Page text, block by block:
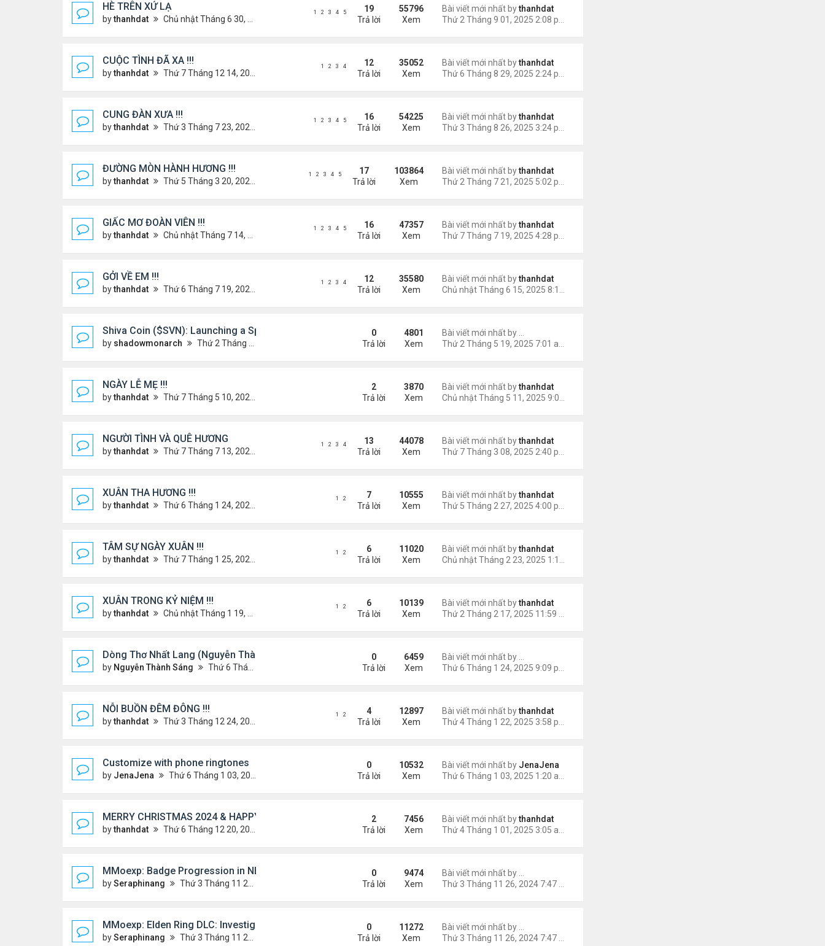
HÈ TRÊN XỨ LẠ
bythanhdat Chủ nhật Tháng 6 30, 2024 12:19 pm
Bài viết mới nhất bythanhdat
19
Trả lời
55796
Xem
1 2 3 4 5
CUỘC TÌNH ĐÃ XA !!!
bythanhdat Thứ 7 Tháng 12 14, 2024 2:15 am
Bài viết mới nhất bythanhdat
12
Trả lời
35052
Xem
1 2 3 4
CUNG ĐÀN XƯA !!!
bythanhdat Thứ 3 Tháng 7 23, 2024 3:22 pm
Bài viết mới nhất bythanhdat
16
Trả lời
54225
Xem
1 2 3 4 5
ĐƯỜNG MÒN HÀNH HƯƠNG !!!
bythanhdat Thứ 5 Tháng 3 20, 2025 5:00 pm
Bài viết mới nhất bythanhdat
17
Trả lời
103864
Xem
1 2 3 4 5
GIẤC MƠ ĐOÀN VIÊN !!!
bythanhdat Chủ nhật Tháng 7 14, 2024 10:46 am
Bài viết mới nhất bythanhdat
16
Trả lời
47357
Xem
1 2 3 4 5
GỞI VỀ EM !!!
bythanhdat Thứ 6 Tháng 7 19, 2024 5:22 pm
Bài viết mới nhất bythanhdat
12
Trả lời
35580
Xem
1 2 3 4
Shiva Coin ($SVN): Launching a Spiritually Backed Token
by shadowmonarch Thứ 2 Tháng 5 19, 2025 7:01 am
0
Trả lời
4801
Xem
NGÀY LỄ MẸ !!!
bythanhdat Thứ 7 Tháng 5 10, 2025 4:21 pm
Bài viết mới nhất bythanhdat
2
Trả lời
3870
Xem
NGƯỜI TÌNH VÀ QUÊ HƯƠNG
bythanhdat Thứ 7 Tháng 7 13, 2024 12:55 pm
Bài viết mới nhất bythanhdat
13
Trả lời
44078
Xem
1 2 3 4
XUÂN THA HƯƠNG !!!
bythanhdat Thứ 6 Tháng 1 24, 2025 2:26 am
Bài viết mới nhất bythanhdat
7
Trả lời
10555
Xem
1 2
TÂM SỰ NGÀY XUÂN !!!
bythanhdat Thứ 7 Tháng 1 25, 2025 10:28 am
Bài viết mới nhất bythanhdat
6
Trả lời
11020
Xem
1 2
XUÂN TRONG KỶ NIỆM !!!
bythanhdat Chủ nhật Tháng 1 19, 2025 9:05 am
Bài viết mới nhất bythanhdat
6
Trả lời
10139
Xem
1 2
Dòng Thơ Nhất Lang (Nguyễn Thành Sáng) - 1
by Nguyễn Thành Sáng Thứ 6 Tháng 1 24, 2025 9:09 pm
0
Trả lời
6459
Xem
NỖI BUỒN ĐÊM ĐÔNG !!!
bythanhdat Thứ 3 Tháng 12 24, 2024 9:44 am
Bài viết mới nhất bythanhdat
4
Trả lời
12897
Xem
1 2
Customize with phone ringtones
by JenaJena Thứ 6 Tháng 1 03, 2025 1:20 am
Bài viết mới nhất by JenaJena
0
Trả lời
10532
Xem
MERRY CHRISTMAS 2024 & HAPPY NEW YEAR 2025
bythanhdat Thứ 6 Tháng 12 20, 2024 2:25 pm
Bài viết mới nhất bythanhdat
2
Trả lời
7456
Xem
MMoexp: Badge Progression in NBA 2K25 is Revolutionizing the Game
bySeraphinang Thứ 3 Tháng 11 26, 2024 7:47 pm
0
Trả lời
9474
Xem
MMoexp: Elden Ring DLC: Investigating the Giant Volcano Cauldron’s Role
bySeraphinang Thứ 3 Tháng 11 26, 2024 7:47 pm
0
Trả lời
11272
Xem